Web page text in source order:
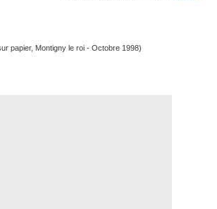
papier, Montigny le roi - Octobre 1998)